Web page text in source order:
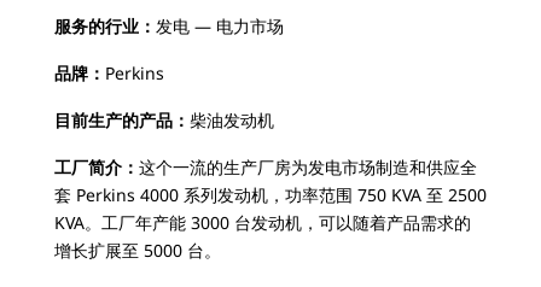
服务的行业： 发电 — 电力市场
品牌： Perkins
目前生产的产品： 柴油发动机
工厂简介： 这个一流的生产厂房为发电市场制造和供应全
套 Perkins 4000 系列发动机，功率范围 750 KVA 至 2500
KVA。工厂年产能 3000 台发动机，可以随着产品需求的
增长扩展至 5000 台。